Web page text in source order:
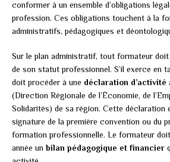
conformer à un ensemble d’obligations
profession. Ces obligations touchent à la
administratifs, pédagogiques et
Sur le plan administratif, tout formateur doit
de son statut professionnel. S’il exerce en
doit procéder à une déclaration d’activité
(Direction Régionale de l’Économie, de
Solidarités) de sa région. Cette déclaration
signature de la première convention ou du
formation professionnelle. Le formateur
année unbilan pédagogique et financier